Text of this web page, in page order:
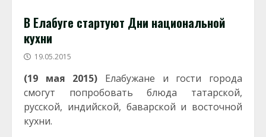
В Елабуге стартуют Дни национальной
кухни
19.05.2015
(19 мая 2015) Елабужане и гости города
смогут попробовать блюда татарской,
русской, индийской, баварской и восточной
кухни.